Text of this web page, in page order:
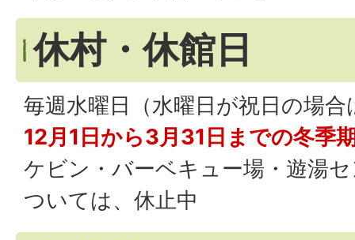
休村・休館日
毎週水曜日（水曜日が祝日の場合
12月1日から3月31日までの冬季
ケビン・バーベキュー場・遊湯
ついては、休止中